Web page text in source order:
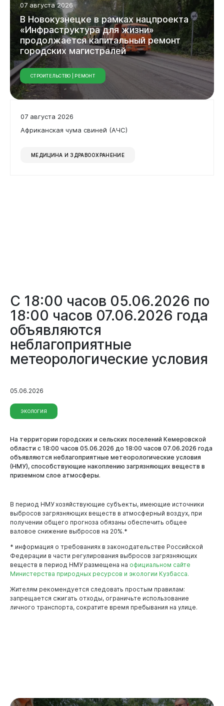
Документы
07 августа 2026
ВНовокузнецкеврамкахнацпроекта
«Инфраструктурадляжизни»
продолжаетсякапитальныйремонт
городских магистралей
СТРОИТЕЛЬСТВО | РЕМОНТ
07 августа 2026
Африканская чума свиней (АЧС)
МЕДИЦИНА И ЗДРАВООХРАНЕНИЕ
С 18:00 часов 05.06.2026 по
18:00 часов 07.06.2026 года
объявляются
неблагоприятные
метеорологические условия
05.06.2026
ЭКОЛОГИЯ
На территории городских и сельских поселений Кемеровской
области с 18:00 часов 05.06.2026 до 18:00 часов 07.06.2026 года
объявляются неблагоприятные метеорологические условия
(НМУ), способствующие накоплению загрязняющих веществ в
приземном слое атмосферы.
В период НМУ хозяйствующие субъекты, имеющие источники
выбросов загрязняющих веществ в атмосферный воздух, при
получении общего прогноза обязаны обеспечить общее
валовое снижение выбросов на 20%.*
* информация о требованиях в законодательстве Российской
Федерации в части регулирования выбросов загрязняющих
веществ в период НМУ размещена на официальном сайте
Министерства природных ресурсов и экологии Кузбасса.
Жителям рекомендуется следовать простым правилам:
запрещается сжигать отходы, ограничьте использование
личного транспорта, сократите время пребывания на улице.